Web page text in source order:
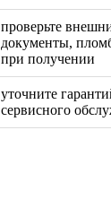
проверьте
документы,
при получении
уточните
сервисного